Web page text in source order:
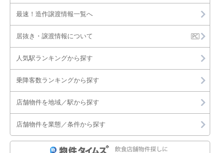
最速！造作譲渡情報一覧へ
居抜き・譲渡情報について
人気駅ランキングから探す
乗降客数ランキングから探す
店舗物件を地域／駅から探す
店舗物件を業態／条件から探す